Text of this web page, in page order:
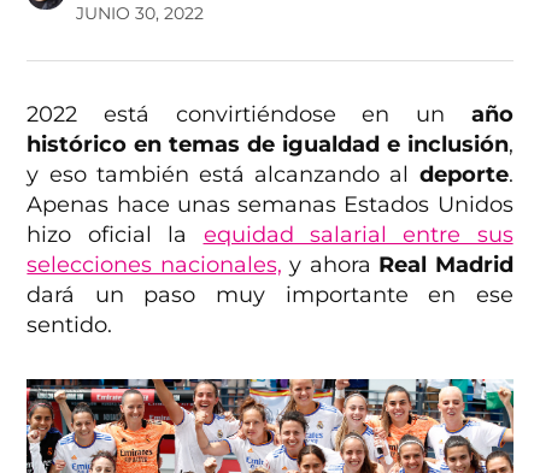
JUNIO 30, 2022
2022 está convirtiéndose en un año
histórico en temas de igualdad e inclusión,
y eso también está alcanzando al deporte.
Apenas hace unas semanas Estados Unidos
hizo oficial la equidad salarial entre sus
selecciones nacionales, y ahora Real Madrid
dará un paso muy importante en ese
sentido.